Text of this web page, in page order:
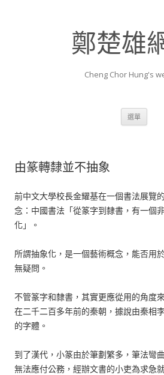
鄭楚雄
Cheng Chor Hung's
選單
由篆轉隸並不抽象
前中文大學校長金耀基在一個書法展覽
念：中國書法 「從篆字到隸書，有一
化」。
所謂抽象化，是一個藝術概念，能否用
無疑問。
不管篆字和隸書，其實更應從用的角度
在二千二百多年前的秦朝，據說由秦相
的字體。
到了漢代，小篆由於筆劃繁多，筆法彎
無法應付公務，經辦文書的小吏為求急